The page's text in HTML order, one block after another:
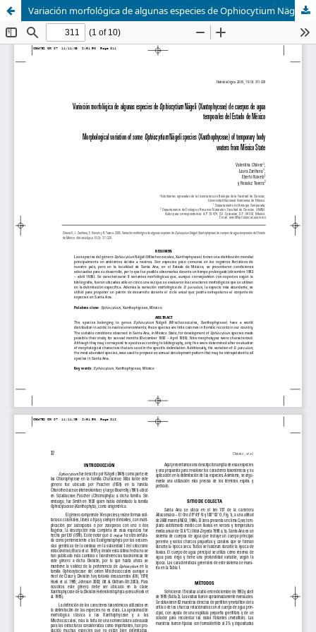
Variación morfológica de algunas especies de Ophiocytium Nägeli (Xantophyceae) de cuerpos de agua temporales del Estado de México